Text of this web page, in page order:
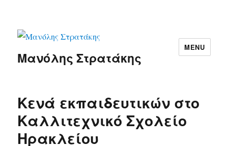
Μανόλης Στρατάκης
MENU
Κενά εκπαιδευτικών στo
Καλλιτεχνικό Σχολείο
Ηρακλείου